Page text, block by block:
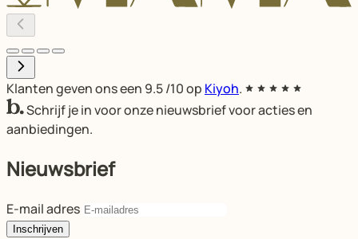
Klanten geven ons een 9.5/10 op Kiyoh.
Schrijf je in voor onze nieuwsbrief voor acties en
aanbiedingen.
Nieuwsbrief
E-mail adres
Inschrijven